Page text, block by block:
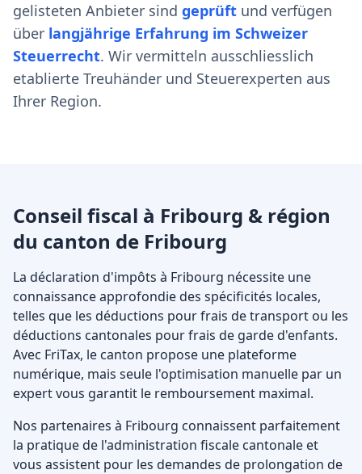
gelisteten Anbieter sind geprüft und verfügen
über langjährige Erfahrung im Schweizer
Steuerrecht. Wir vermitteln ausschliesslich
etablierte Treuhänder und Steuerexperten aus
Ihrer Region.
Conseil fiscal à Fribourg & région
du canton de Fribourg
La déclaration d'impôts à Fribourg nécessite une
connaissance approfondie des spécificités locales,
telles que les déductions pour frais de transport ou les
déductions cantonales pour frais de garde d'enfants.
Avec FriTax, le canton propose une plateforme
numérique, mais seule l'optimisation manuelle par un
expert vous garantit le remboursement maximal.
Nos partenaires à Fribourg connaissent parfaitement
la pratique de l'administration fiscale cantonale et
vous assistent pour les demandes de prolongation de